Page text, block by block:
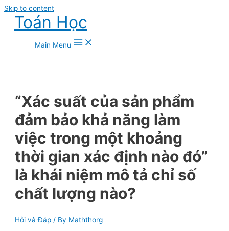
Skip to content
Toán Học
Main Menu
“Xác suất của sản phẩm
đảm bảo khả năng làm
việc trong một khoảng
thời gian xác định nào đó”
là khái niệm mô tả chỉ số
chất lượng nào?
Hỏi và Đáp / By Maththorg